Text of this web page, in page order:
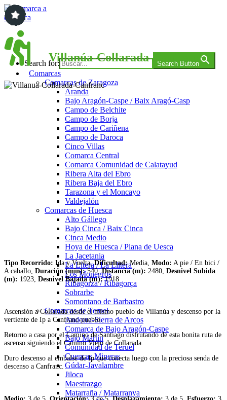
Saltar
al
contenido
Comarca a comarca
Search for: Search Button
Comarcas
Comarcas de Zaragoza
Aranda
Bajo Aragón-Caspe / Baix Aragó-Casp
Campo de Belchite
Campo de Borja
Campo de Cariñena
Campo de Daroca
Cinco Villas
Comarca Central
Comarca Comunidad de Calatayud
Ribera Alta del Ebro
Ribera Baja del Ebro
Tarazona y el Moncayo
Valdejalón
Comarcas de Huesca
Alto Gállego
Bajo Cinca / Baix Cinca
Cinca Medio
Hoya de Huesca / Plana de Uesca
La Jacetania
La Litera / La Llitera
Los Monegros
Ribagorza / Ribagorça
Sobrarbe
Somontano de Barbastro
Comarcas de Teruel
Andorra-Sierra de Arcos
Comarca de Bajo Aragón-Caspe
Bajo Martín
Comunidad de Teruel
Cuencas Mineras
Gúdar-Javalambre
Jiloca
Maestrazgo
Matarraña / Matarranya
Villanúa-Collarada-Canfranc
Tipo Recorrido: Ida y Vuelta,Dificultad:Media, Modo: A pie / En bici /
A caballo, Duración (min):540,Distancia (m): 2480, Desnivel Subida
(m): 1923, Desnivel Bajada (m):1918
Ascensión a Collarada desde el mismo pueblo de Villanúa y descenso por la
vertiente de Ip a Canfranc-pueblo.
Retorno a casa por el Camino de Santiago disfrutando de esta bonita ruta de
ascenso siguiendo el Camino Viejo de Collarada.
Duro descenso al embalse de Ip que conecta luego con la preciosa senda de
descenso a Canfranc.